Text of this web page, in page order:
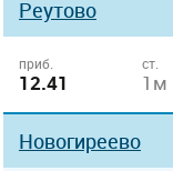
Реутово
приб.
12.41
ст.
1м
Новогиреево